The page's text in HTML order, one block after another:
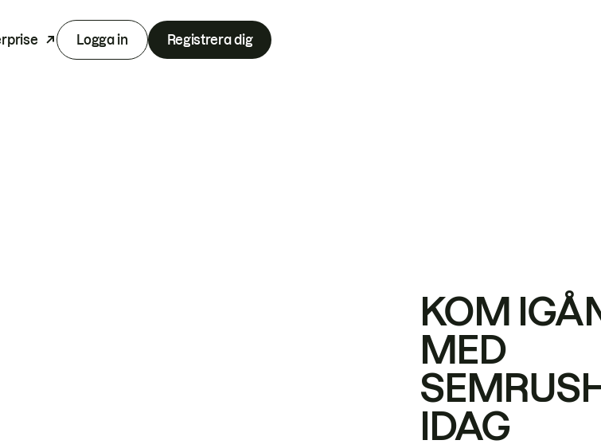
Logga in Registrera dig
KOM
MED
IDAG